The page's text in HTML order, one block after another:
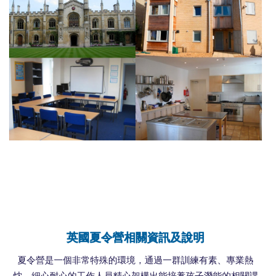
英國夏令營相關資訊及說明
夏令營是一個非常特殊的環境，通過一群訓練有素、專業熱